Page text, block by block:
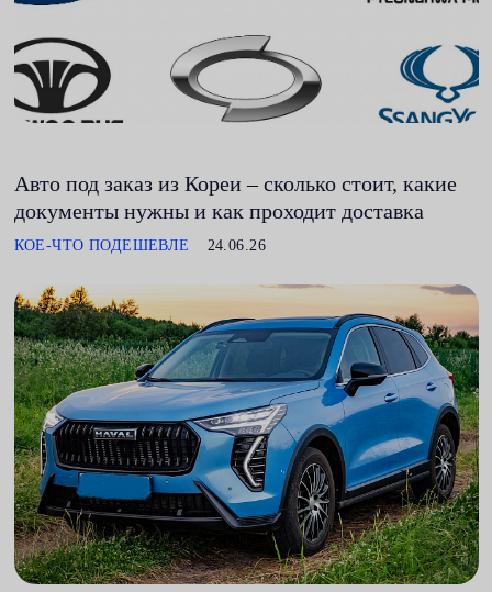
Авто под заказ из Кореи – сколько стоит, какие
документы нужны и как проходит доставка
КОЕ-ЧТО ПОДЕШЕВЛЕ 24.06.26